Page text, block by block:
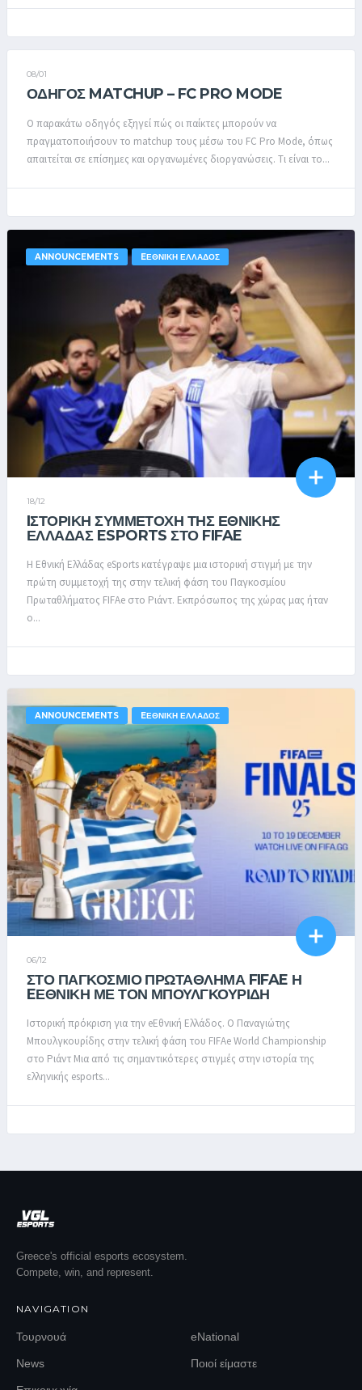
08/01
ΟΔΗΓΌΣ MATCHUP – FC PRO MODE
Ο παρακάτω οδηγός εξηγεί πώς οι παίκτες μπορούν να
πραγματοποιήσουν το matchup τους μέσω του FC Pro Mode, όπως
απαιτείται σε επίσημες και οργανωμένες διοργανώσεις. Τι είναι το...
ANNOUNCEMENTS EΕΘΝΙΚΉ ΕΛΛΆΔΟΣ
18/12
IΣΤΟΡΙΚΉ ΣΥΜΜΕΤΟΧΉ ΤΗΣ ΕΘΝΙΚΉΣ
ΕΛΛΆΔΑΣ ESPORTS ΣΤΟ FIFAE
Η Εθνική Ελλάδας eSports κατέγραψε μια ιστορική στιγμή με την
πρώτη συμμετοχή της στην τελική φάση του Παγκοσμίου
Πρωταθλήματος FIFAe στο Ριάντ. Εκπρόσωπος της χώρας μας ήταν
ο...
ANNOUNCEMENTS EΕΘΝΙΚΉ ΕΛΛΆΔΟΣ
06/12
ΣΤΟ ΠΑΓΚΌΣΜΙΟ ΠΡΩΤΆΘΛΗΜΑ FIFAE Η
EΕΘΝΙΚΉ ΜΕ ΤΟΝ ΜΠΟΥΛΓΚΟΥΡΊΔΗ
Ιστορική πρόκριση για την eΕθνική Ελλάδος. Ο Παναγιώτης
Μπουλγκουρίδης στην τελική φάση του FIFAe World Championship
στο Ριάντ Μια από τις σημαντικότερες στιγμές στην ιστορία της
ελληνικής esports...
Greece's official esports ecosystem.
Compete, win, and represent.
NAVIGATION
Τουρνουά eNational
News Ποιοί είμαστε